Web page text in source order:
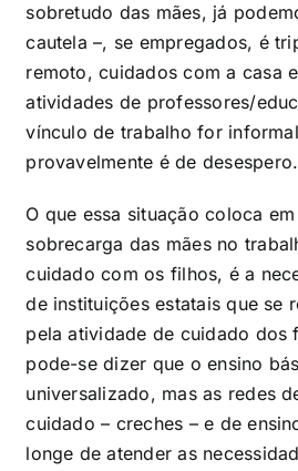
sobretudo das mães, já
cautela –, se empregados, é
remoto, cuidados com a casa
atividades de professores/
vínculo de trabalho for
provavelmente é de desespero.
O que essa situação coloca
sobrecarga das mães no
cuidado com os filhos, é a
de instituições estatais que se
pela atividade de cuidado dos
pode-se dizer que o ensino
universalizado, mas as redes
cuidado – creches – e de
longe de atender as